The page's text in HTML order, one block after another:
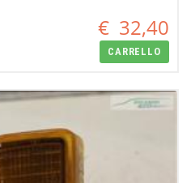
€ 32,40
CARRELLO